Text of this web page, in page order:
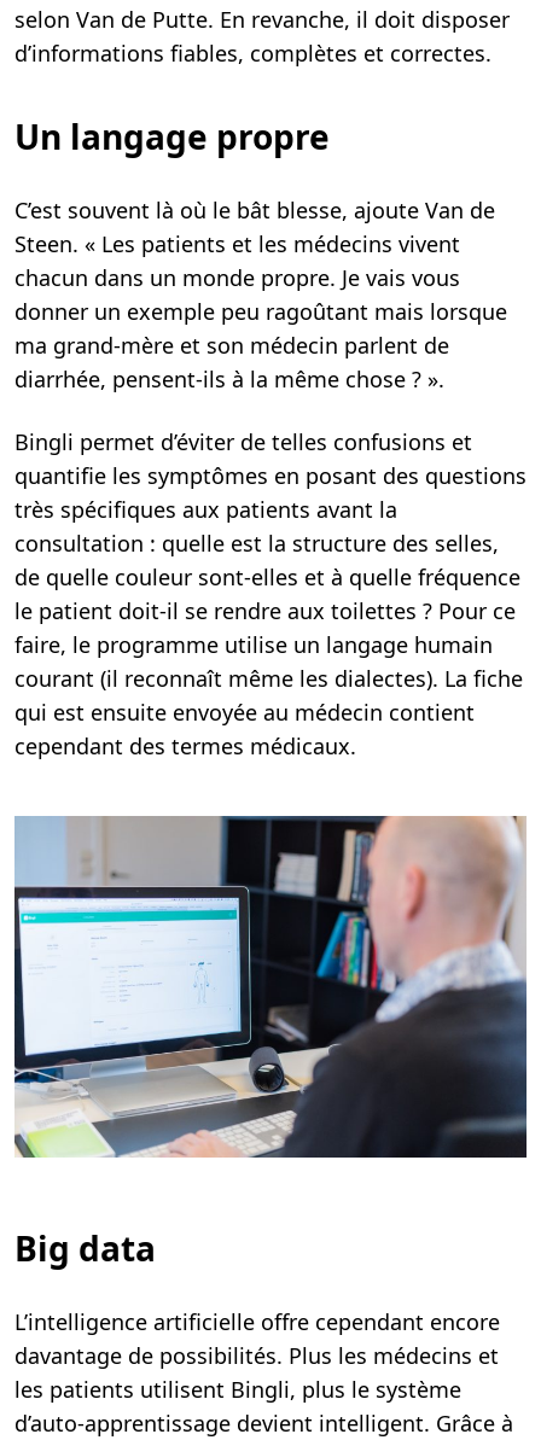
selon Van de Putte. En revanche, il doit disposer
d’informations fiables, complètes et correctes.
Un langage propre
C’est souvent là où le bât blesse, ajoute Van de
Steen. « Les patients et les médecins vivent
chacun dans un monde propre. Je vais vous
donner un exemple peu ragoûtant mais lorsque
ma grand-mère et son médecin parlent de
diarrhée, pensent-ils à la même chose ? ».
Bingli permet d’éviter de telles confusions et
quantifie les symptômes en posant des questions
très spécifiques aux patients avant la
consultation : quelle est la structure des selles,
de quelle couleur sont-elles et à quelle fréquence
le patient doit-il se rendre aux toilettes ? Pour ce
faire, le programme utilise un langage humain
courant (il reconnaît même les dialectes). La fiche
qui est ensuite envoyée au médecin contient
cependant des termes médicaux.
Big data
L’intelligence artificielle offre cependant encore
davantage de possibilités. Plus les médecins et
les patients utilisent Bingli, plus le système
d’auto-apprentissage devient intelligent. Grâce à